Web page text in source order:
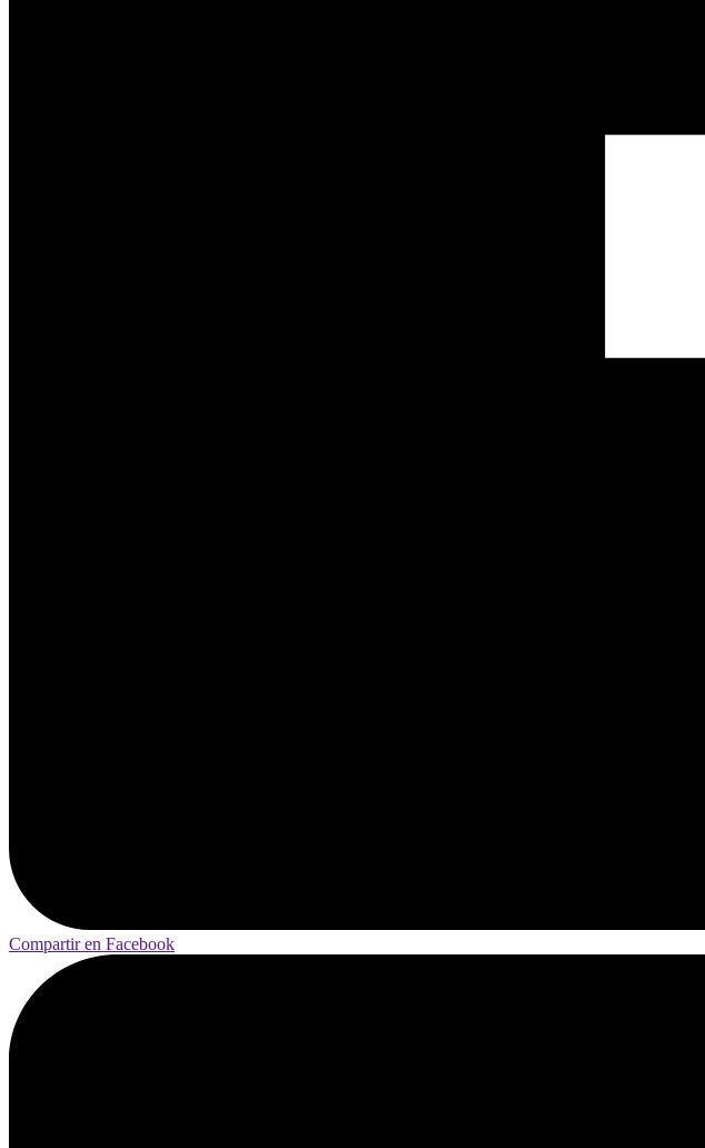
Compartir en Facebook